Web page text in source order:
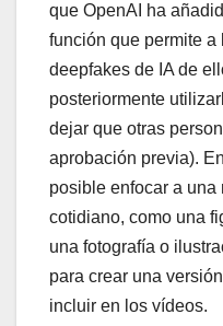
que OpenAI ha
función que permite
deepfakes de IA de
posteriormente
dejar que otras
aprobación previa).
posible enfocar a una
cotidiano, como una
una fotografía o
para crear una
incluir en los vídeos.